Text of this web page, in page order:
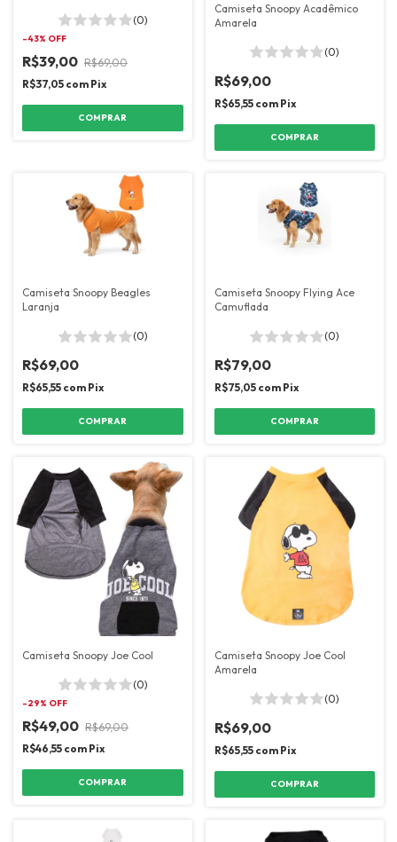
(0)
-43% OFF
R$39,00 R$69,00
R$37,05 com Pix
COMPRAR
Camiseta Snoopy Acadêmico
Amarela
(0)
R$69,00
R$65,55 com Pix
COMPRAR
Camiseta Snoopy Beagles
Laranja
(0)
R$69,00
R$65,55 com Pix
COMPRAR
Camiseta Snoopy Flying Ace
Camuflada
(0)
R$79,00
R$75,05 com Pix
COMPRAR
Camiseta Snoopy Joe Cool
(0)
-29% OFF
R$49,00 R$69,00
R$46,55 com Pix
COMPRAR
Camiseta Snoopy Joe Cool
Amarela
(0)
R$69,00
R$65,55 com Pix
COMPRAR